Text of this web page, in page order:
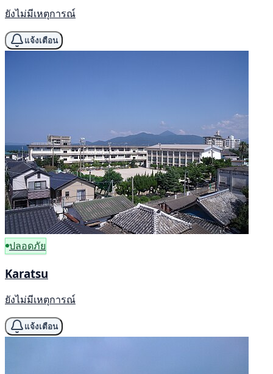
ยังไม่มีเหตุการณ์
แจ้งเตือน
ปลอดภัย
Karatsu
ยังไม่มีเหตุการณ์
แจ้งเตือน